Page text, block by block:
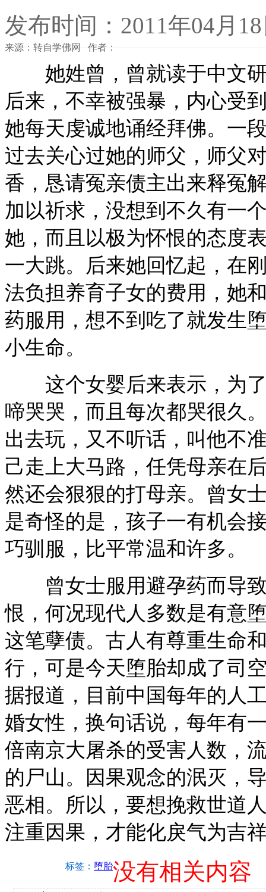
发布时间：2011年04月
来源：转自学佛网 作者：
她姓曾，曾就读于中文研
后来，不幸被强暴，内心受
她每天虔诚地诵经拜佛。一
过去关心过她的师父，师父
香，恳请冤亲债主出来释冤
加以祈求，没想到不久有一
她，而且以极为怀恨的态度
一大跳。后来她回忆起，在
法负担养育子女的费用，她
药服用，想不到吃了就发生
小生命。
这个女婴后来表示，为了
啼哭哭，而且每次都哭很久
出去玩，又不听话，叫他不
己走上大马路，任凭母亲在
然还会狠狠的打母亲。曾女
是奇怪的是，孩子一有机会
巧驯服，比平常温和许多。
曾女士服用避孕药而导致
恨，何况现代人多数是有意
这笔孽债。古人有尊重生命
行，可是今天堕胎却成了司
据报道，目前中国每年的人
婚女性，换句话说，每年有
倍南京大屠杀的受害人数，
的尸山。因果观念的泯灭，
恶相。所以，要想挽救世道
注重因果，才能化戾气为吉
标签： 堕胎没有相关内容